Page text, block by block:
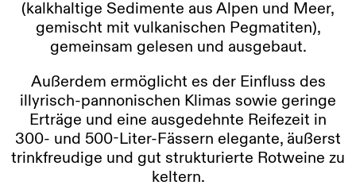
(kalkhaltige Sedimente aus Alpen und Meer,
gemischt mit vulkanischen Pegmatiten),
gemeinsam gelesen und ausgebaut.
Außerdem ermöglicht es der Einfluss des
illyrisch-pannonischen Klimas sowie geringe
Erträge und eine ausgedehnte Reifezeit in
300- und 500-Liter-Fässern elegante, äußerst
trinkfreudige und gut strukturierte Rotweine zu
keltern.